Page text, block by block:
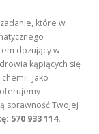
które w
dozujący w
kąpiących się
Jako
sprawność Twojej
570 933 114.